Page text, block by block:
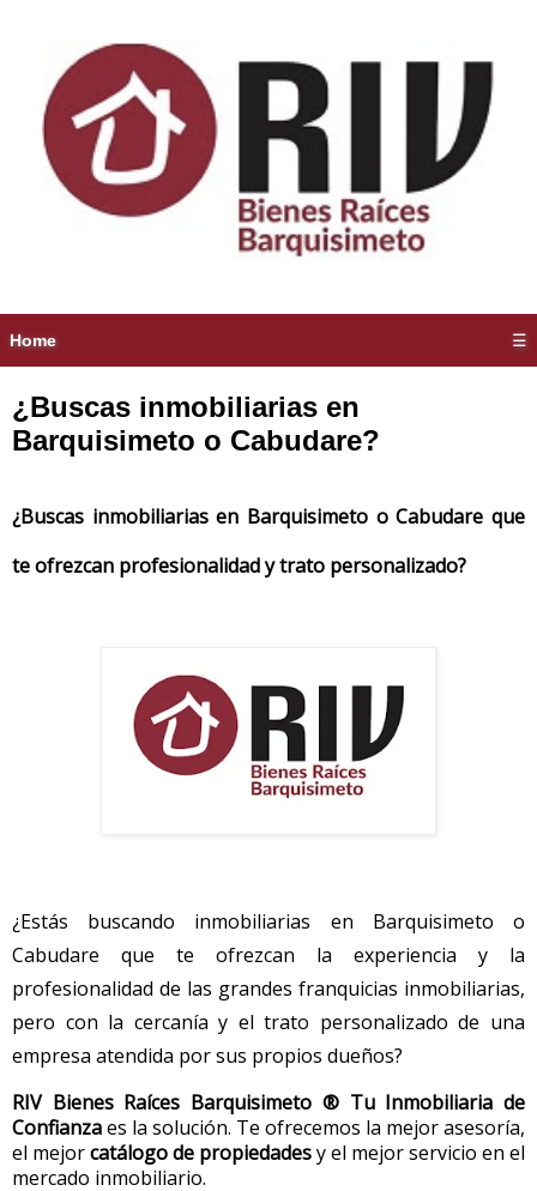
Home ☰
¿Buscas inmobiliarias en
Barquisimeto o Cabudare?
¿Buscas inmobiliarias en Barquisimeto o Cabudare que
te ofrezcan profesionalidad y trato personalizado?
¿Estás buscando inmobiliarias en Barquisimeto o
Cabudare que te ofrezcan la experiencia y la
profesionalidad de las grandes franquicias inmobiliarias,
pero con la cercanía y el trato personalizado de una
empresa atendida por sus propios dueños?
RIV Bienes Raíces Barquisimeto ® Tu Inmobiliaria de
Confianzaes la solución. Te ofrecemos la mejor asesoría,
el mejorcatálogo de propiedadesy el mejor servicio en el
mercado inmobiliario.